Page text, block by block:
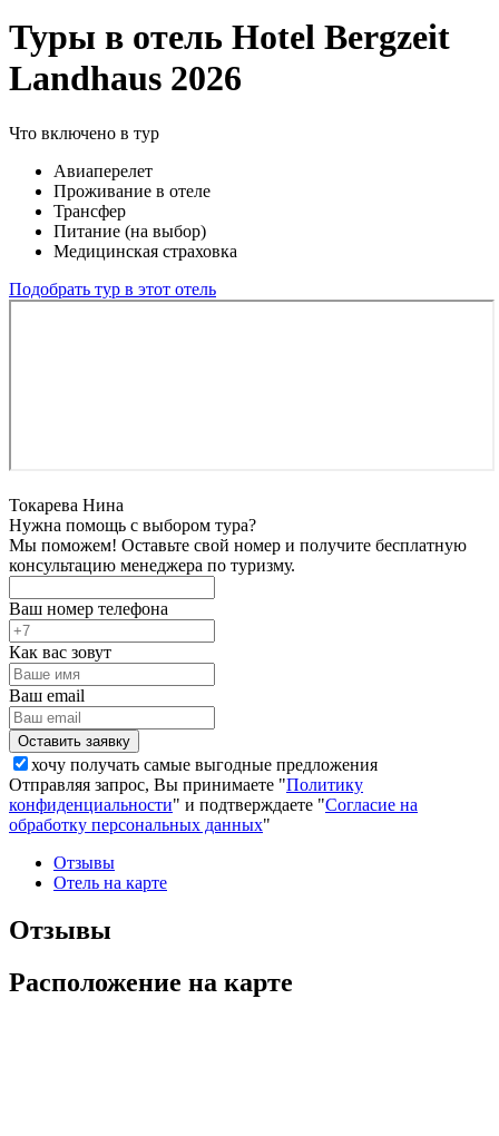
Туры в отель Hotel Bergzeit
Landhaus 2026
Что включено в тур
Авиаперелет
Проживание в отеле
Трансфер
Питание (на выбор)
Медицинская страховка
Подобрать тур в этот отель
Токарева Нина
Нужна помощь с выбором тура?
Мы поможем! Оставьте свой номер и получите бесплатную
консультацию менеджера по туризму.
Ваш номер телефона
Как вас зовут
Ваш email
хочу получать самые выгодные предложения
Отправляя запрос, Вы принимаете "Политику
конфиденциальности" и подтверждаете "Согласие на
обработку персональных данных"
Отзывы
Отель на карте
Отзывы
Расположение на карте